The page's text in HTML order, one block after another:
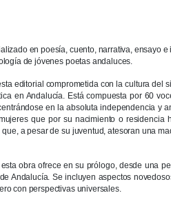
en poesía, cuento, narrativa, ensayo
de jóvenes poetas andaluces.
editorial comprometida con la cultura del
en Andalucía. Está compuesta por 60
en la absoluta independencia y
que por su nacimiento o residencia
a pesar de su juventud, atesoran una
obra ofrece en su prólogo, desde una
Andalucía. Se incluyen aspectos
con perspectivas universales.